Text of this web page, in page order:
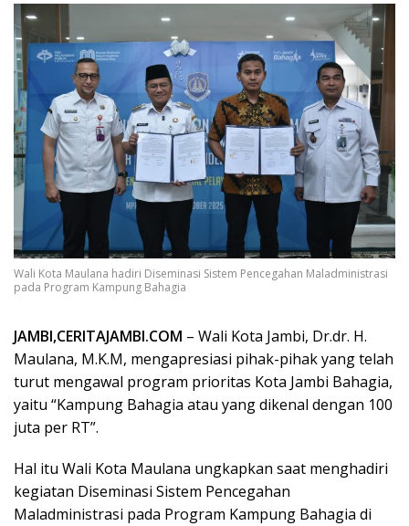
Wali Kota Maulana hadiri Diseminasi Sistem Pencegahan Maladministrasi
pada Program Kampung Bahagia
JAMBI,CERITAJAMBI.COM – Wali Kota Jambi, Dr.dr. H.
Maulana, M.K.M, mengapresiasi pihak-pihak yang telah
turut mengawal program prioritas Kota Jambi Bahagia,
yaitu “Kampung Bahagia atau yang dikenal dengan 100
juta per RT”.
Hal itu Wali Kota Maulana ungkapkan saat menghadiri
kegiatan Diseminasi Sistem Pencegahan
Maladministrasi pada Program Kampung Bahagia di